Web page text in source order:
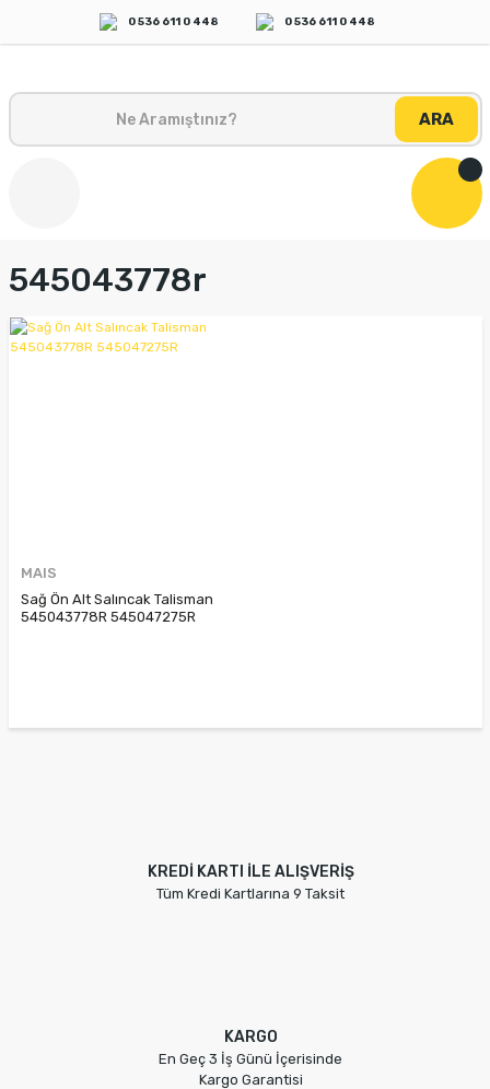
0 536 611 0 448 0 536 611 0 448
ARA
545043778r
MAIS
Sağ Ön Alt Salıncak Talisman
545043778R 545047275R
KREDİ KARTI İLE ALIŞVERİŞ
Tüm Kredi Kartlarına 9 Taksit
KARGO
En Geç 3 İş Günü İçerisinde
Kargo Garantisi